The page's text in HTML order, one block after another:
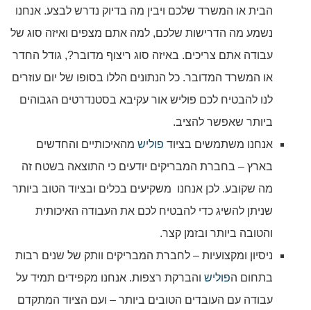
הבית או המשרד שלכם ויבין מה בדיוק נדרש לבצע. אנחנו
נשמע מה הדרישות שלכם, למה אתם מצפים ואיזה סוג של
עבודה אתם צריכים. באיזה סוג ריצוף מדובר?, גודל החדר
או המשרד המדובר. כל הנתונים הללו בסופו של יום עוזרים
לנו להבטיח לכם פוליש אור עקיבא בסטנדרטים הגבוהים
ביותר שאפשר להציב.
אנחנו משתמשים בציוד פוליש מהאיכותיים והחדשים
בארץ – בחברת המבריקים יודעים כי התוצאה בשטח זה
מה שקובע. לכן אנחנו משקיעים בכלים ובציוד הטוב ביותר
שניתן להשיג כדי להבטיח לכם את העבודה האיכותית
והטובה ביותר ובזמן קצר.
ניסיון ומקצועיות – לחברת המבריקים וותק של שנים רבות
בתחום הפוליש והברקת רצפות. אנחנו מקפידים תמיד על
עבודה עם העובדים הטובים ביותר – ועם הציוד המתקדם